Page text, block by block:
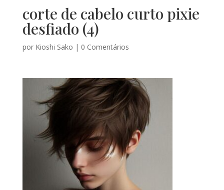
corte de cabelo curto pixie
desfiado (4)
por Kioshi Sako | 0 Comentários